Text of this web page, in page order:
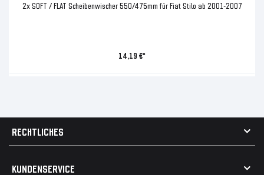
2x SOFT / FLAT Scheibenwischer 550/475mm für Fiat Stilo ab 2001-2007
14,19 €*
RECHTLICHES
KUNDENSERVICE